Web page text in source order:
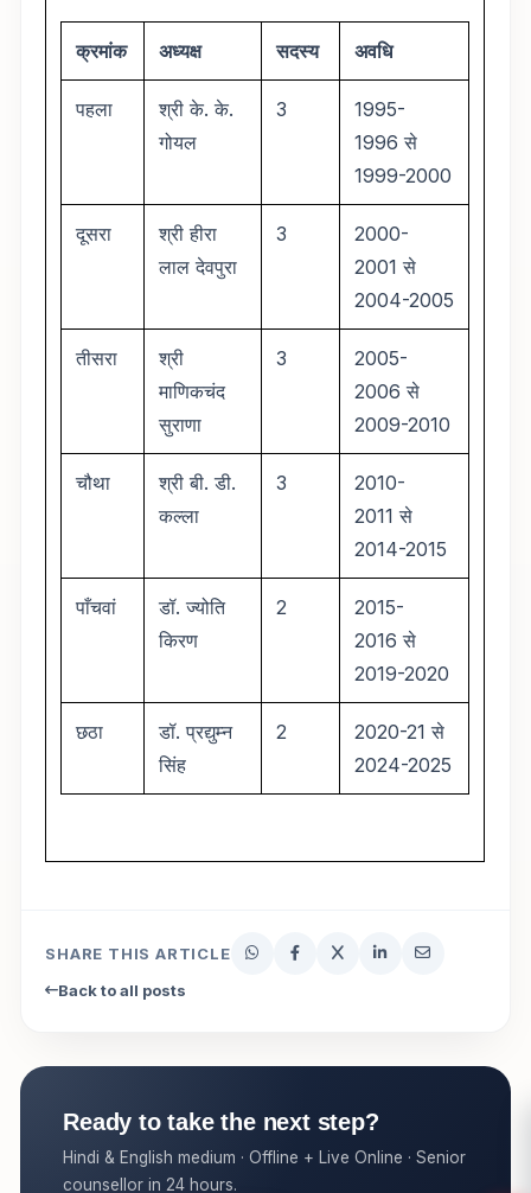
क्रमांक अध्यक्ष सदस्य अवधि
पहला
श्री के. के.
गोयल
3
1995-
1996 से
1999-2000
दूसरा
श्री हीरा
लाल देवपुरा
3
2000-
2001 से
2004-2005
तीसरा
श्री
माणिकचंद
सुराणा
3
2005-
2006 से
2009-2010
चौथा
श्री बी. डी.
कल्ला
3
2010-
2011 से
2014-2015
पाँचवां
डॉ. ज्योति
किरण
2
2015-
2016 से
2019-2020
छठा
डॉ. प्रद्युम्न
सिंह
2
2020-21 से
2024-2025
SHARE THIS ARTICLE
Back to all posts
Ready to take the next step?
Hindi & English medium · Offline + Live Online · Senior
counsellor in 24 hours.